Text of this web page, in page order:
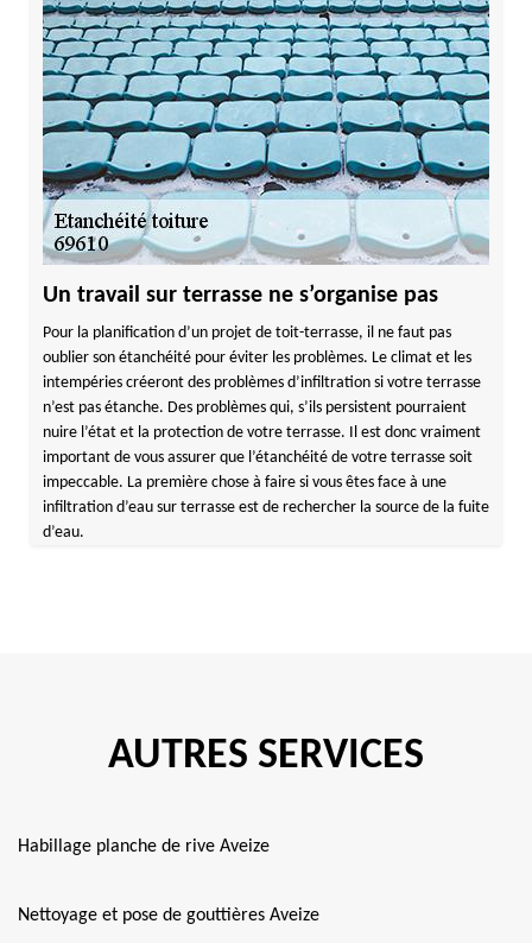
Un travail sur terrasse ne s’organise pas
Pour la planification d’un projet de toit-terrasse, il ne faut pas
oublier son étanchéité pour éviter les problèmes. Le climat et les
intempéries créeront des problèmes d’infiltration si votre terrasse
n’est pas étanche. Des problèmes qui, s’ils persistent pourraient
nuire l’état et la protection de votre terrasse. Il est donc vraiment
important de vous assurer que l’étanchéité de votre terrasse soit
impeccable. La première chose à faire si vous êtes face à une
infiltration d’eau sur terrasse est de rechercher la source de la fuite
d’eau.
AUTRES SERVICES
Habillage planche de rive Aveize
Nettoyage et pose de gouttières Aveize